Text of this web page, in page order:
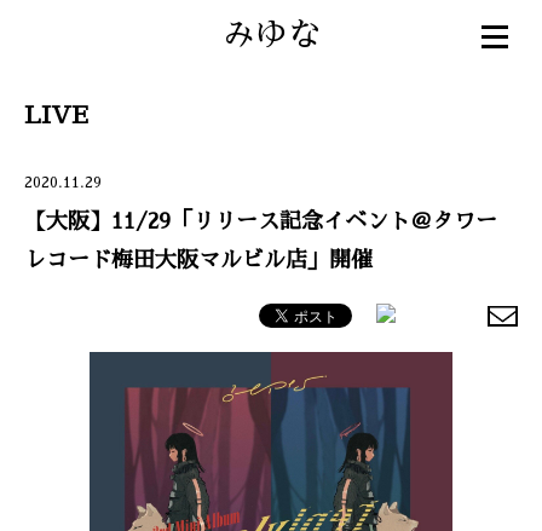
みゆな
LIVE
2020.11.29
【大阪】11/29「リリース記念イベント＠タワー
レコード梅田大阪マルビル店」開催